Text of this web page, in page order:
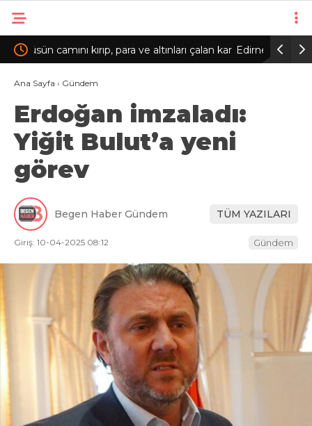
kar Edirne’de 2 otomobilin çarpıştığı kazada
yaralanan kadın kurtarılamadı/FOTOĞRAF
İPTALİ İLE GÜNCELLEME
Ana Sayfa › Gündem
Erdoğan imzaladı:
Yiğit Bulut’a yeni
görev
Begen Haber Gündem TÜM YAZILARI
Giriş: 10-04-2025 08:12 Gündem